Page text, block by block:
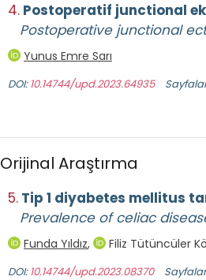
4. Postoperatif junctional
Postoperative junctional
Yunus Emre Sarı
DOI: 10.14744/upd.2023.64935
Orijinal Araştırma
5. Tip 1 diyabetes mellitus
Prevalence of celiac
Funda Yıldız, Filiz Tütüncüler
DOI: 10.14744/upd.2023.08370